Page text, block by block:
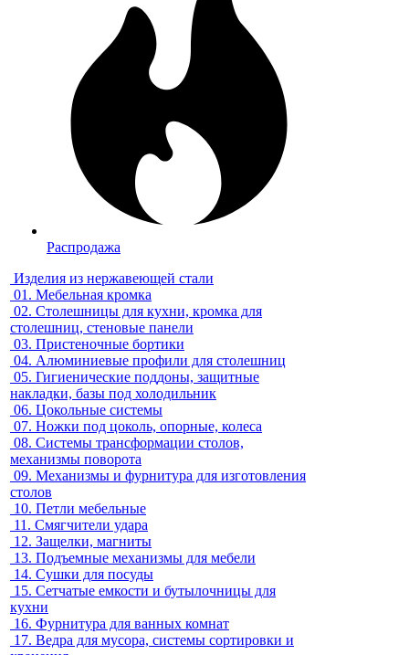
Распродажа
Изделия из нержавеющей стали
01. Мебельная кромка
02. Столешницы для кухни, кромка для
столешниц, стеновые панели
03. Пристеночные бортики
04. Алюминиевые профили для столешниц
05. Гигиенические поддоны, защитные
накладки, базы под холодильник
06. Цокольные системы
07. Ножки под цоколь, опорные, колеса
08. Системы трансформации столов,
механизмы поворота
09. Механизмы и фурнитура для изготовления
столов
10. Петли мебельные
11. Смягчители удара
12. Защелки, магниты
13. Подъемные механизмы для мебели
14. Сушки для посуды
15. Сетчатые емкости и бутылочницы для
кухни
16. Фурнитура для ванных комнат
17. Ведра для мусора, системы сортировки и